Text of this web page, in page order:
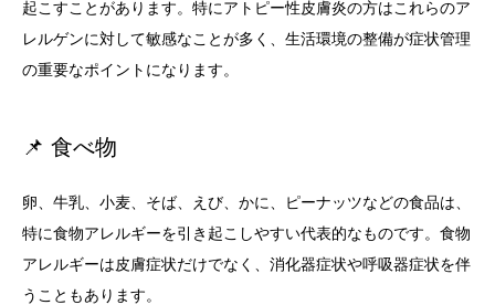
起こすことがあります。特にアトピー性皮膚炎の方はこれらのア
レルゲンに対して敏感なことが多く、生活環境の整備が症状管理
の重要なポイントになります。
📌 食べ物
卵、牛乳、小麦、そば、えび、かに、ピーナッツなどの食品は、
特に食物アレルギーを引き起こしやすい代表的なものです。食物
アレルギーは皮膚症状だけでなく、消化器症状や呼吸器症状を伴
うこともあります。